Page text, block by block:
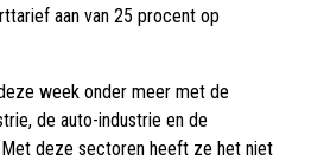
aan van 25 procent op
week onder meer met de
de auto-industrie en de
deze sectoren heeft ze het niet